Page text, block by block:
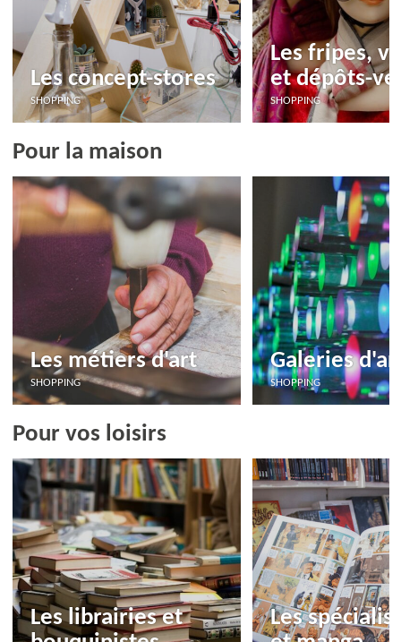
Les concept-stores
SHOPPING
Les fripes,
et dépôts-
SHOPPING
Pour la maison
Les métiers d'art
SHOPPING
Galeries
SHOPPING
Pour vos loisirs
Les librairies et
Les